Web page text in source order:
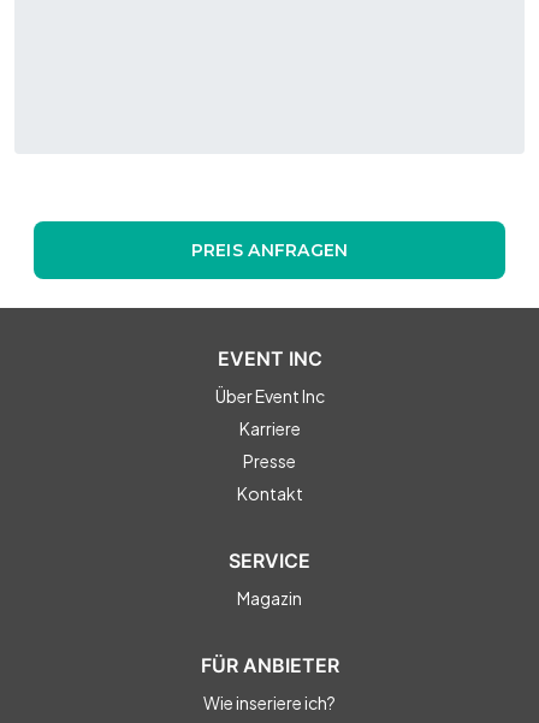
PREIS ANFRAGEN
EVENT INC
Über Event Inc
Karriere
Presse
Kontakt
SERVICE
Magazin
FÜR ANBIETER
Wie inseriere ich?